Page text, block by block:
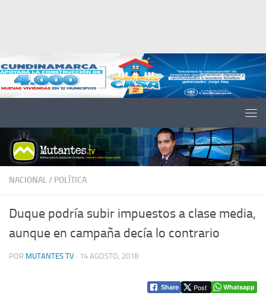
NACIONAL/ POLÍTICA
Duque podría subir impuestos a clase media,
aunque en campaña decía lo contrario
POR MUTANTES TV · 14 AGOSTO, 2018
Share Post Whatsapp